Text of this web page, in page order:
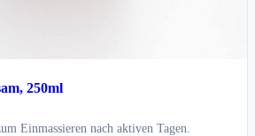
250ml
Einmassieren nach aktiven Tagen.